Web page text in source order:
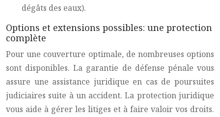
dégâts des eaux).
Options et extensions possibles: une protection
complète
Pour une couverture optimale, de nombreuses options
sont disponibles. La garantie de défense pénale vous
assure une assistance juridique en cas de poursuites
judiciaires suite à un accident. La protection juridique
vous aide à gérer les litiges et à faire valoir vos droits.